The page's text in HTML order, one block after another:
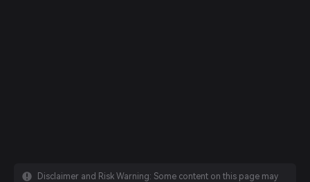
Disclaimer and Risk Warning: Some content on this page may